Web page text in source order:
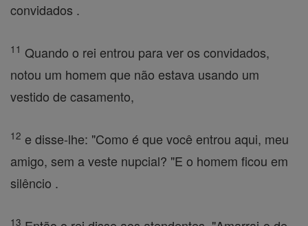
convidados .
11 Quando o rei entrou para ver os convidados,
notou um homem que não estava usando um
vestido de casamento,
12 e disse-lhe: "Como é que você entrou aqui, meu
amigo, sem a veste nupcial? "E o homem ficou em
silêncio .
13